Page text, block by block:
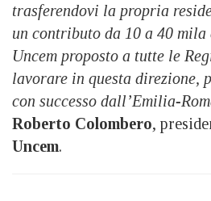
trasferendovi la propria
un contributo da 10 a 40 mila
Uncem proposto a tutte le
lavorare in questa direzione,
con successo dall’Emilia-
Roberto Colombero,
Uncem.